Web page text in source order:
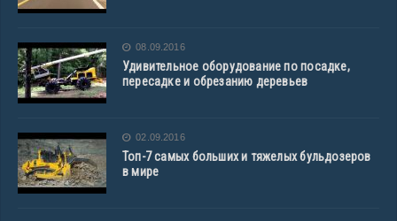
08.09.2016
Удивительное оборудование по посадке,
пересадке и обрезанию деревьев
02.09.2016
Топ-7 самых больших и тяжелых бульдозеров
в мире